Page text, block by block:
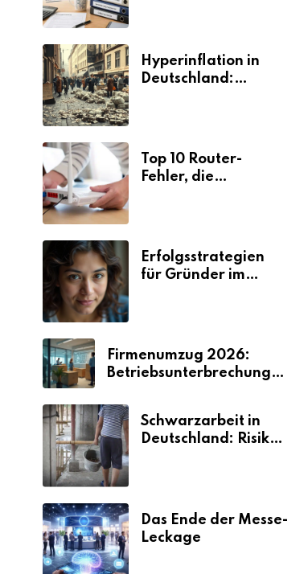
Hyperinflation in
Deutschland:
Top 10 Router-
Fehler, die
Erfolgsstrategien
für Gründer im
Firmenumzug 2026:
Betriebsunterbrechungen
Schwarzarbeit in
Deutschland: Risiken
Das Ende der Messe-
Leckage